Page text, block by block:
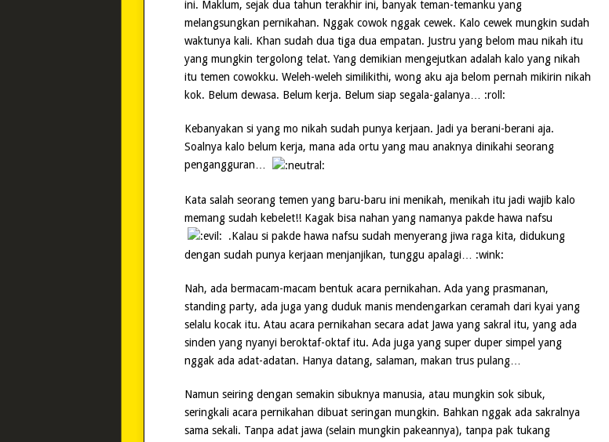
ini. Maklum, sejak dua tahun terakhir ini, banyak teman-temanku yang
melangsungkan pernikahan. Nggak cowok nggak cewek. Kalo cewek mungkin sudah
waktunya kali. Khan sudah dua tiga dua empatan. Justru yang belom mau nikah itu
yang mungkin tergolong telat. Yang demikian mengejutkan adalah kalo yang nikah
itu temen cowokku. Weleh-weleh similikithi, wong aku aja belom pernah mikirin nikah
kok. Belum dewasa. Belum kerja. Belum siap segala-galanya… :roll:
Kebanyakan si yang mo nikah sudah punya kerjaan. Jadi ya berani-berani aja.
Soalnya kalo belum kerja, mana ada ortu yang mau anaknya dinikahi seorang
pengangguran…
Kata salah seorang temen yang baru-baru ini menikah, menikah itu jadi wajib kalo
memang sudah kebelet!! Kagak bisa nahan yang namanya pakde hawa nafsu
.Kalau si pakde hawa nafsu sudah menyerang jiwa raga kita, didukung
dengan sudah punya kerjaan menjanjikan, tunggu apalagi… :wink:
Nah, ada bermacam-macam bentuk acara pernikahan. Ada yang prasmanan,
standing party, ada juga yang duduk manis mendengarkan ceramah dari kyai yang
selalu kocak itu. Atau acara pernikahan secara adat Jawa yang sakral itu, yang ada
sinden yang nyanyi beroktaf-oktaf itu. Ada juga yang super duper simpel yang
nggak ada adat-adatan. Hanya datang, salaman, makan trus pulang…
Namun seiring dengan semakin sibuknya manusia, atau mungkin sok sibuk,
seringkali acara pernikahan dibuat seringan mungkin. Bahkan nggak ada sakralnya
sama sekali. Tanpa adat jawa (selain mungkin pakeannya), tanpa pak tukang